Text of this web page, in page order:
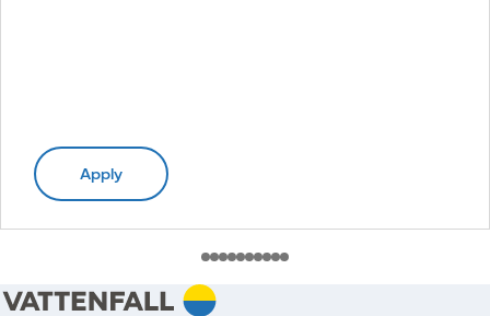
Apply